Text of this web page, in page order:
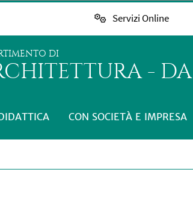
Servizi Online
DI
- DA
CON SOCIETÀ E IMPRESA